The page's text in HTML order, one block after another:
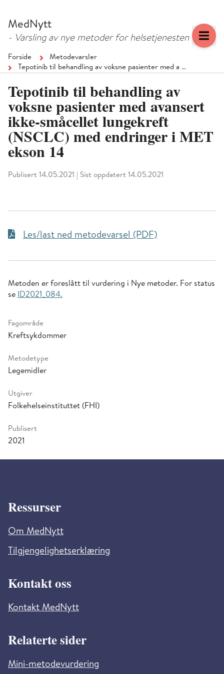
MedNytt
- Varsling av nye metoder for helsetjenesten
Forside
Metodevarsler
Tepotinib til behandling av voksne pasienter med a …
Tepotinib til behandling av
voksne pasienter med avansert
ikke-småcellet lungekreft
(NSCLC) med endringer i MET
ekson 14
Publisert 14.05.2021 Sist oppdatert 14.05.2021
Les/last ned metodevarsel (PDF)
Metoden er foreslått til vurdering i Nye metoder. For status
se ID2021_084.
Fagområde
Kreftsykdommer
Metodetype
Legemidler
Utgiver
Folkehelseinstituttet (FHI)
Publisert
2021
Ressurser
Om MedNytt
Tilgjengelighetserklæring
Kontakt oss
Kontakt MedNytt
Relaterte sider
Mini-metodevurdering